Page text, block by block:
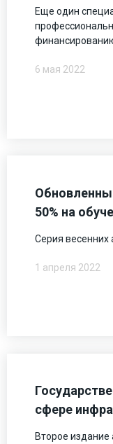
Еще один
6 мая 2022
50% на
Серия весенних
1 апреля 2022
сфере
Второе издание